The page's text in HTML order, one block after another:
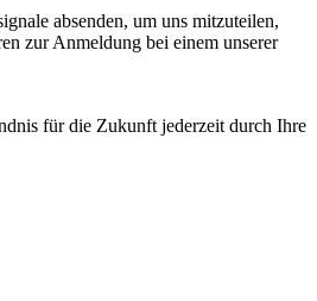
absenden, um uns mitzuteilen,
zur Anmeldung bei einem unserer
für die Zukunft jederzeit durch Ihre